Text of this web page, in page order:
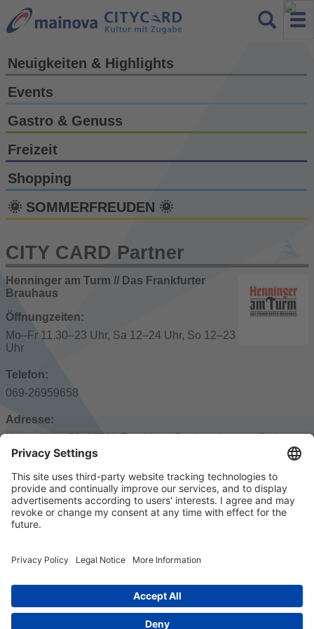
Neuigkeiten & Highlights
Events
Gastro & Genuss
Freizeit
Shopping
🌞 SOMMERFREUDEN 🌞
CITY CARD Partner
Henninger am Turm // Das Frankfurter
Brauhaus
Öffnungzeiten:
Mo–Fr 11.30–23 Uhr, Sa 12–24 Uhr, So 12–23
Uhr
Telefon:
069-26959658
Adresse:
Hainer Weg 56, 60599 Frankfurt - Sachsenhausen Süd
Wendelsplatz